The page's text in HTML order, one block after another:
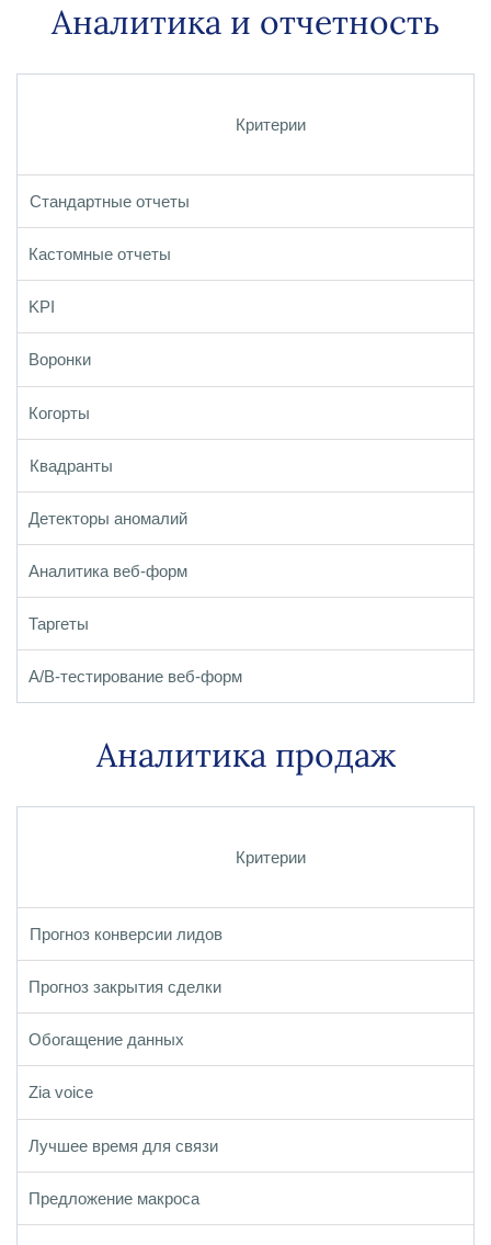
Аналитика и отчетность
Критерии
Стандартные отчеты
Кастомные отчеты
KPI
Воронки
Когорты
Квадранты
Детекторы аномалий
Аналитика веб-форм
Таргеты
A/B-тестирование веб-форм
Аналитика продаж
Критерии
Прогноз конверсии лидов
Прогноз закрытия сделки
Обогащение данных
Zia voice
Лучшее время для связи
Предложение макроса